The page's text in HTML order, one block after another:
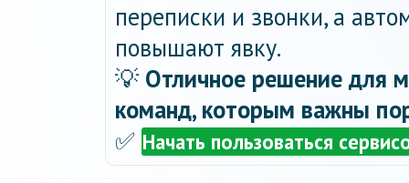
переписки и звонки, а
повышают явку.
💡 Отличное решение для
команд, которым важны
✅ Начать пользоваться